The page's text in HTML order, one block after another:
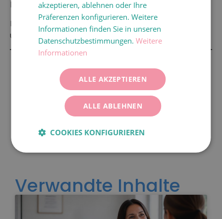
haben.
Im Video können Sie sehen, wie dieses System in
unserem Labor angewendet wird.
Verwandte Inhalte
akzeptieren, ablehnen oder Ihre
Präferenzen konfigurieren. Weitere
Informationen finden Sie in unseren
Datenschutzbestimmungen. Weitere
Informationen
ALLE AKZEPTIEREN
ALLE ABLEHNEN
COOKIES KONFIGURIEREN